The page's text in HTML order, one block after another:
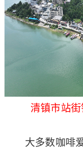
清镇市站
大多数咖啡爱